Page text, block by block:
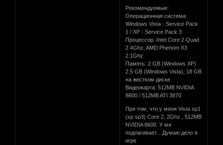
Рекомендуемые:
Операционная система:
Windows Vista - Service Pack
1 / XP - Service Pack 3
Процессор: Intel Core 2 Quad
2.4Ghz, AMD Phenom X3
2.1Ghz
Память: 2 GB (Windows XP)
2.5 GB (Windows Vista), 18 GB
на жестком диске
Видеокарта: 512MB NVIDIA
8600 / 512MB ATI 3870
При том, что у меня Vista sp1
(xp sp3) Core 2, 2Ghz , 512MB
NVIDIA 8600 У мя
подлагивает... Думаю дело в
игре